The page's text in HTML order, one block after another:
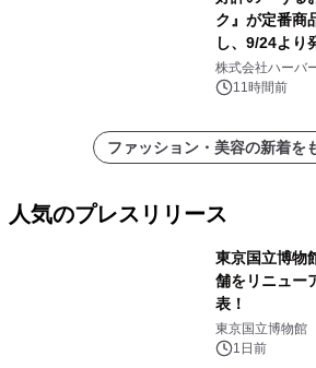
ク』が定番商
し、9/24より
株式会社ハーバ
11時間前
ファッション・美容の新着を
人気のプレスリリース
東京国立博物
舗をリニュ
表！
東京国立博物館
1日前